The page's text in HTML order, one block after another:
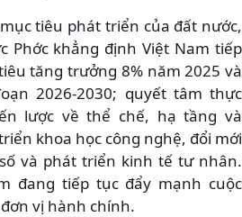
tiêu phát triển của đất nước,
Phớc khẳng định Việt Nam tiếp
tăng trưởng 8% năm 2025 và
2026-2030; quyết tâm thực
lược về thể chế, hạ tầng và
khoa học công nghệ, đổi mới
và phát triển kinh tế tư nhân.
đang tiếp tục đẩy mạnh cuộc
vị hành chính.